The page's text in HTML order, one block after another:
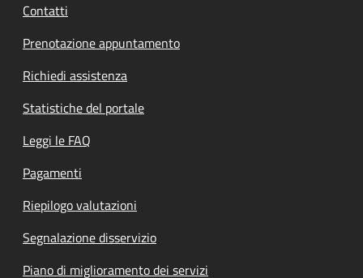
Contatti
Prenotazione appuntamento
Richiedi assistenza
Statistiche del portale
Leggi le FAQ
Pagamenti
Riepilogo valutazioni
Segnalazione disservizio
Piano di miglioramento dei servizi